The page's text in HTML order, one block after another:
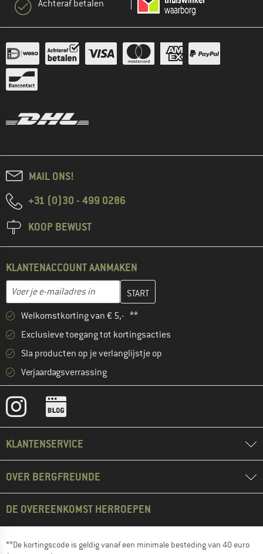
Achteraf betalen
MAIL ONS!
+31 (0)30 - 499 0286
KOOP BEWUST
KLANTENACCOUNT AANMAKEN
E-mailadres
Vul je e-mailadres hier in en maak in de volgende stap je
Welkomstkorting van € 5,- **
Exclusieve toegang tot kortingsacties
Sla producten op je verlanglijstje op
Verjaardagsverrassing
KLANTENSERVICE
OVER BERGFREUNDE
DE OVEREENKOMST HERROEPEN
**De kortingscode is geldig vanaf een minimale besteding van 40 euro